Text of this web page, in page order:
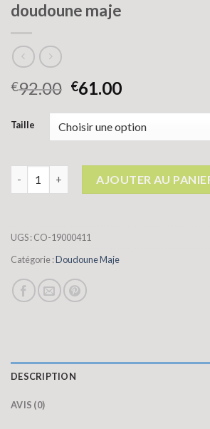
doudoune maje
€92.00 €61.00
Taille
AJOUTER AU
UGS :CO-19000411
Catégorie :Doudoune Maje
DESCRIPTION
AVIS (0)